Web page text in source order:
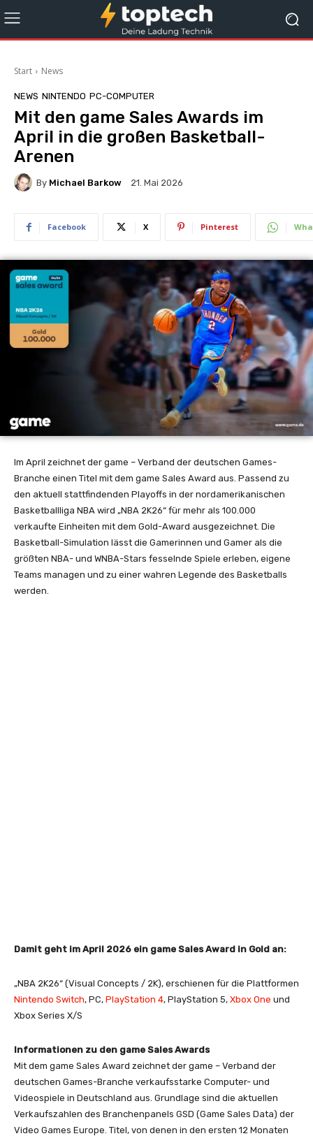
Start News
NEWS NINTENDO PC-COMPUTER
Mit den game Sales Awards im
April in die großen Basketball-
Arenen
By Michael Barkow 21. Mai 2026
Facebook X Pinterest
Im April zeichnet der game – Verband der deutschen Games-
Branche einen Titel mit dem game Sales Award aus. Passend zu
den aktuell stattfindenden Playoffs in der nordamerikanischen
Basketballliga NBA wird „NBA 2K26“ für mehr als 100.000
verkaufte Einheiten mit dem Gold-Award ausgezeichnet. Die
Basketball-Simulation lässt die Gamerinnen und Gamer als die
größten NBA- und WNBA-Stars fesselnde Spiele erleben, eigene
Teams managen und zu einer wahren Legende des Basketballs
werden.
Damit geht im April 2026 ein game Sales Award in Gold an:
„NBA 2K26“ (Visual Concepts / 2K), erschienen für die Plattformen
Nintendo Switch, PC, PlayStation 4, PlayStation 5, Xbox One und
Xbox Series X/S
Informationen zu den game Sales Awards
Mit dem game Sales Award zeichnet der game – Verband der
deutschen Games-Branche verkaufsstarke Computer- und
Videospiele in Deutschland aus. Grundlage sind die aktuellen
Verkaufszahlen des Branchenpanels GSD (Game Sales Data) der
Video Games Europe. Titel, von denen in den ersten 12 Monaten